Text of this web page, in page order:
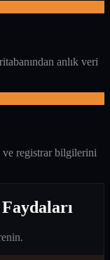
anlık veri
ve registrar bilgilerini